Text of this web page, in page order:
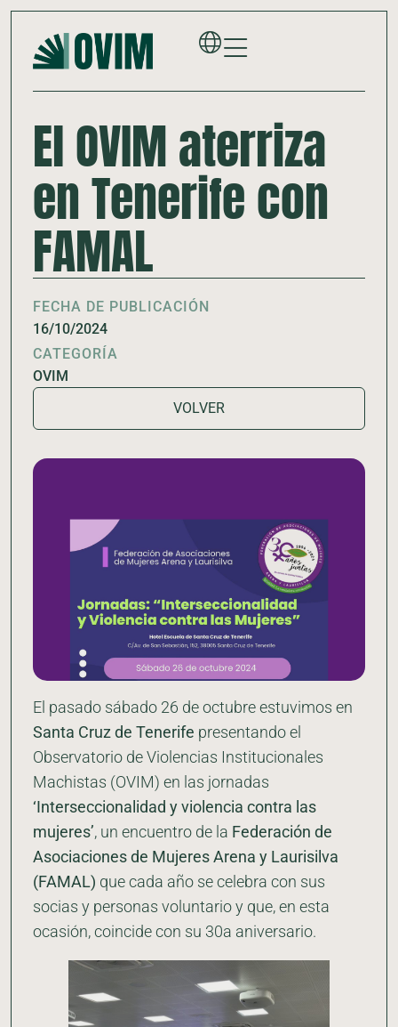
El OVIM aterriza
en Tenerife con
FAMAL
FECHA DE PUBLICACIÓN
16/10/2024
CATEGORÍA
OVIM
VOLVER
El pasado sábado 26 de octubre estuvimos en
Santa Cruz de Tenerife presentando el
Observatorio de Violencias Institucionales
Machistas (OVIM) en las jornadas
‘Interseccionalidad y violencia contra las
mujeres’, un encuentro de la Federación de
Asociaciones de Mujeres Arena y Laurisilva
(FAMAL) que cada año se celebra con sus
socias y personas voluntario y que, en esta
ocasión, coincide con su 30a aniversario.